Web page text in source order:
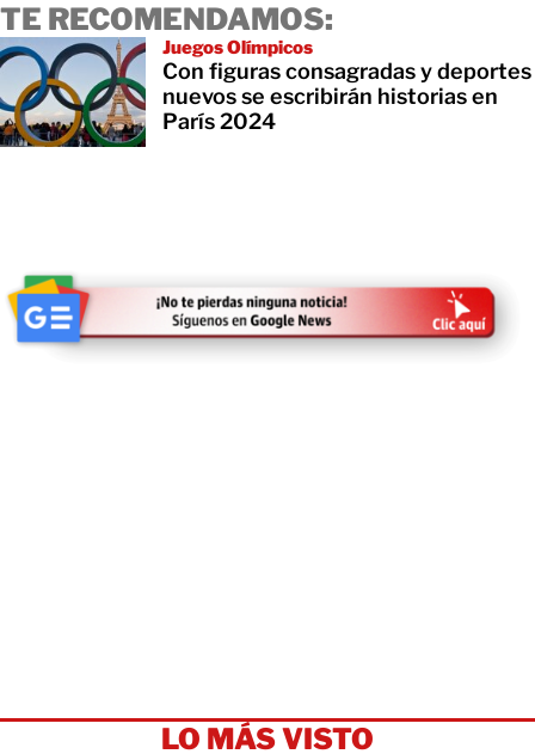
TE RECOMENDAMOS:
Juegos Olímpicos
Con figuras consagradas y deportes
nuevos se escribirán historias en
París 2024
LO MÁS VISTO